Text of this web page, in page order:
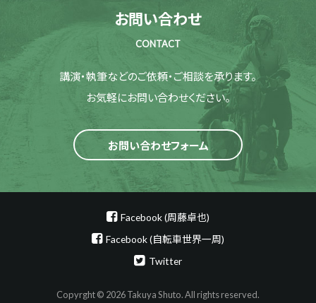
お問い合わせ
CONTACT
講演・執筆などのご依頼・ご相談を承ります。
お気軽にお問い合わせください。
お問い合わせフォーム
Facebook (周藤卓也)
Facebook (自転車世界一周)
Twitter
Copyrght © 2026 Takuya Shuto. All rights reserved.